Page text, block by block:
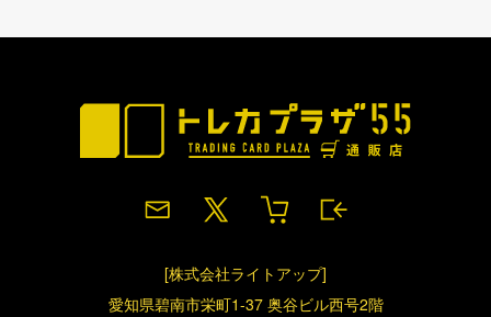
[株式会社ライトアップ]
愛知県碧南市栄町1-37 奥谷ビル西号2階